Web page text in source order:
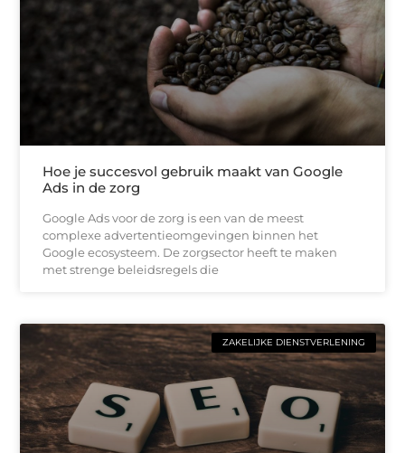
Hoe je succesvol gebruik maakt van Google
Ads in de zorg
Google Ads voor de zorg is een van de meest
complexe advertentieomgevingen binnen het
Google ecosysteem. De zorgsector heeft te maken
met strenge beleidsregels die
ZAKELIJKE DIENSTVERLENING